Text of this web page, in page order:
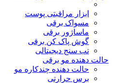
ابزار مراقبتی پوست
مسواک برقی
ماساژور برقی
گوش پاک کن برقی
تب سنج دیجیتالی
حالت دهنده مو برقی
حالت دهنده چندکاره مو
برس حرارتی